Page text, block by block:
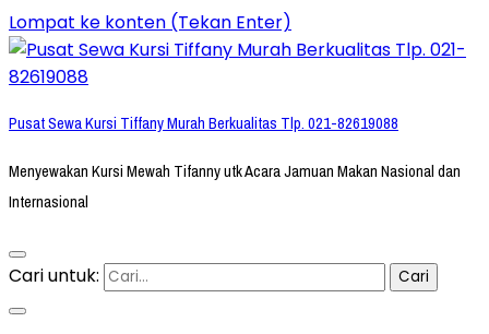
Lompat ke konten (Tekan Enter)
Pusat Sewa Kursi Tiffany Murah Berkualitas Tlp. 021-82619088
Menyewakan Kursi Mewah Tifanny utk Acara Jamuan Makan Nasional dan
Internasional
Cari untuk: